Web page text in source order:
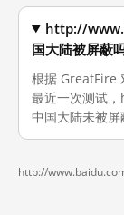
http://
国大陆被屏蔽
根据 GreatFire
最近一次测试
中国大陆未被屏
http://